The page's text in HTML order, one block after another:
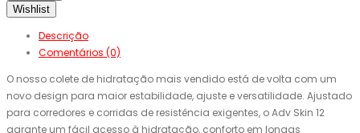
Wishlist
Descrição
Comentários (0)
O nosso colete de hidratação mais vendido está de volta com um
novo design para maior estabilidade, ajuste e versatilidade. Ajustado
para corredores e corridas de resistência exigentes, o Adv Skin 12
garante um fácil acesso à hidratação, conforto em longas